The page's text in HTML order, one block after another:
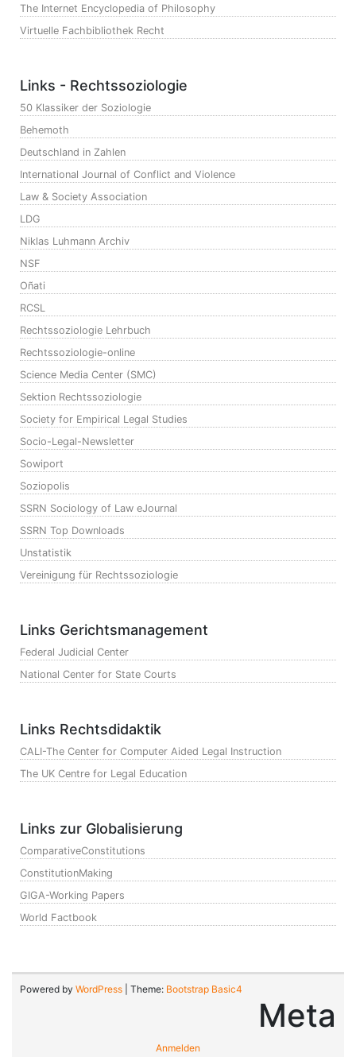
The Internet Encyclopedia of Philosophy
Virtuelle Fachbibliothek Recht
Links - Rechtssoziologie
50 Klassiker der Soziologie
Behemoth
Deutschland in Zahlen
International Journal of Conflict and Violence
Law & Society Association
LDG
Niklas Luhmann Archiv
NSF
Oñati
RCSL
Rechtssoziologie Lehrbuch
Rechtssoziologie-online
Science Media Center (SMC)
Sektion Rechtssoziologie
Society for Empirical Legal Studies
Socio-Legal-Newsletter
Sowiport
Soziopolis
SSRN Sociology of Law eJournal
SSRN Top Downloads
Unstatistik
Vereinigung für Rechtssoziologie
Links Gerichtsmanagement
Federal Judicial Center
National Center for State Courts
Links Rechtsdidaktik
CALI-The Center for Computer Aided Legal Instruction
The UK Centre for Legal Education
Links zur Globalisierung
ComparativeConstitutions
ConstitutionMaking
GIGA-Working Papers
World Factbook
Powered by WordPress | Theme: Bootstrap Basic4
Meta
Anmelden